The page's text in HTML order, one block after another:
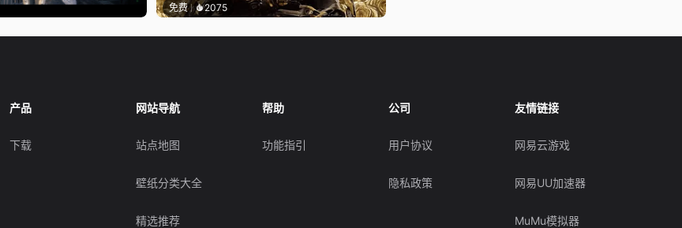
免费 2075
产品
下载
网站导航
站点地图
壁纸分类大全
精选推荐
帮助
功能指引
公司
用户协议
隐私政策
友情链接
网易云游戏
网易UU加速器
MuMu模拟器